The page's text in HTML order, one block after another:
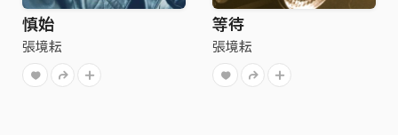
慎始
張境耘
等待
張境耘